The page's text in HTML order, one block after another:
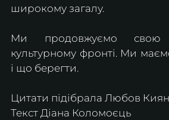
широкому загалу.
Ми продовжуємо свою
культурному фронті. Ми
і що берегти.
Цитати підібрала Любов
Текст Діана Коломоєць